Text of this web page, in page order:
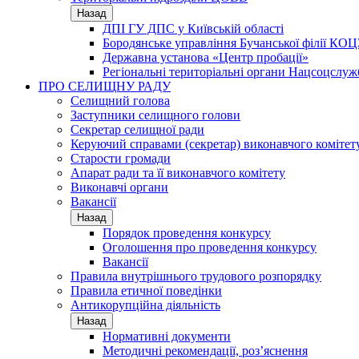
Назад
ДПІ ГУ ДПС у Київській області
Бородянське управління Бучанської філії
Державна установа «Центр пробації»
Регіональні територіальні органи
ПРО СЕЛИЩНУ РАДУ
Селищний голова
Заступники селищного голови
Секретар селищної ради
Керуючий справами (секретар) виконавчого
Старости громади
Апарат ради та її виконавчого комітету
Виконавчі органи
Вакансії
Назад
Порядок проведення конкурсу
Оголошення про проведення конкурсу
Вакансії
Правила внутрішнього трудового розпорядку
Правила етичної поведінки
Антикорупційна діяльність
Назад
Нормативні документи
Методичні рекомендації, роз’яснення